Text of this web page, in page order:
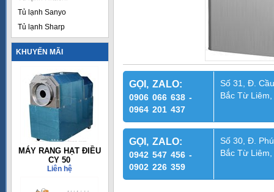
Tủ lạnh Sanyo
Tủ lạnh Sharp
KHUYẾN MÃI
MÁY RANG HẠT ĐIỀU
CY 50
Liên hệ
GỌI, ZALO:
0906 066 638 -
0964 201 437
Số 31, Đ.
Bắc Từ
GỌI, ZALO:
0942 547 456 -
0902 226 359
Số 30, Đ.
Bắc Từ